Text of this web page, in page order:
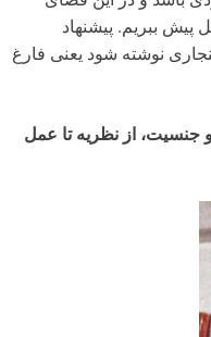
پیش ببریم. پیشنهاد
نوشته شود یعنی فارغ
جنسیت، از نظریه تا عمل